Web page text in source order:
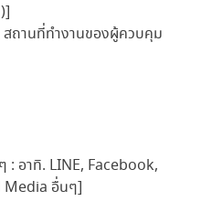
ถานที่ทำงานของผู้ควบคุม
: อาทิ. LINE, Facebook,
อื่นๆ]